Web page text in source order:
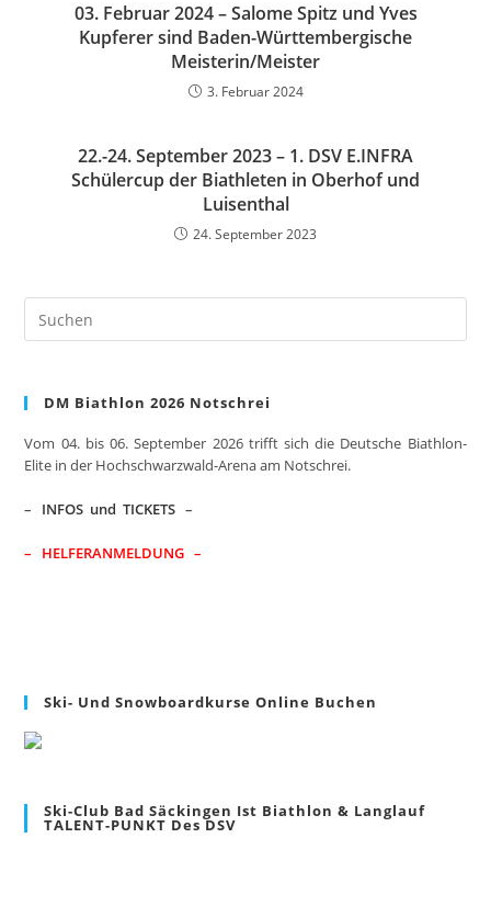
03. Februar 2024 – Salome Spitz und Yves
Kupferer sind Baden-Württembergische
Meisterin/Meister
3. Februar 2024
22.-24. September 2023 – 1. DSV E.INFRA
Schülercup der Biathleten in Oberhof und
Luisenthal
24. September 2023
DM Biathlon 2026 Notschrei
Vom 04. bis 06. September 2026 trifft sich die Deutsche Biathlon-
Elite in der Hochschwarzwald-Arena am Notschrei.
– INFOS und TICKETS –
– HELFERANMELDUNG –
Ski- Und Snowboardkurse Online Buchen
Ski-Club Bad Säckingen Ist Biathlon & Langlauf
TALENT-PUNKT Des DSV